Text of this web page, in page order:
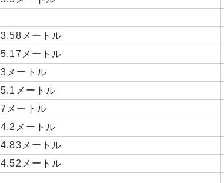
3.58メートル
5.17メートル
3メートル
5.1メートル
7メートル
4.2メートル
4.83メートル
4.52メートル